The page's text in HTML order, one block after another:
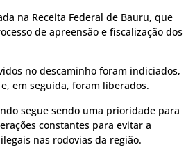
na Receita Federal de Bauru, que
de apreensão e fiscalização dos
no descaminho foram indiciados,
em seguida, foram liberados.
segue sendo uma prioridade para
constantes para evitar a
nas rodovias da região.